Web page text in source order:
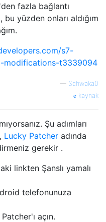
fazla bağlantı
bu yüzden onları aldığım
s7-
t3339094
— Schwaka0
kaynak
Şu adımları
Lucky Patcher adında
gerekir .
linkten Şanslı yamalı
telefonunuza
açın.